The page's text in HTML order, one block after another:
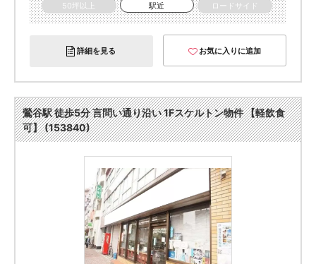
50坪以上
駅近 ロードサイド
詳細を見る お気に入りに追加
鶯谷駅 徒歩5分 言問い通り沿い 1Fスケルトン物件 【軽飲食
可】 (153840)